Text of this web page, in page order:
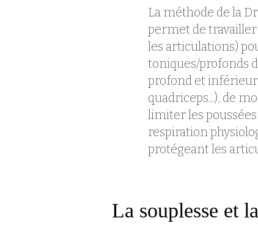
La méthode de la
permet de
les articulations)
toniques/profonds
profond et
quadriceps...), de
limiter les
respiration
protégeant les
La souplesse et